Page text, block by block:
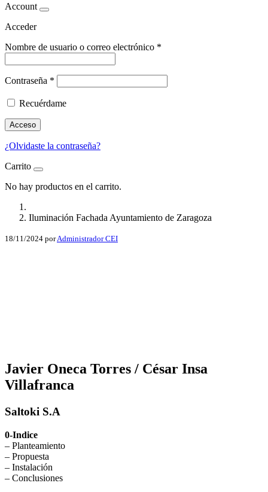
Account
Acceder
Nombre de usuario o correo electrónico *
Contraseña *
Recuérdame
Acceso
¿Olvidaste la contraseña?
Carrito
No hay productos en el carrito.
Iluminación Fachada Ayuntamiento de Zaragoza
18/11/2024 porAdministrador CEI
Javier Oneca Torres / César Insa
Villafranca
Saltoki S.A
0-Indice
– Planteamiento
– Propuesta
– Instalación
– Conclusiones